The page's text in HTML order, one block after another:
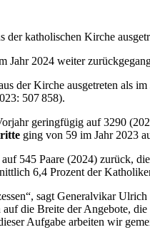
der katholischen Kirche
2024 weiter
der Kirche ausgetreten
507 858).
geringfügig auf 3290
ging von 59 im Jahr 2023
545 Paare (2024) zurück,
6,4 Prozent der
sagt Generalvikar
die Breite der Angebote,
Aufgabe arbeiten wir